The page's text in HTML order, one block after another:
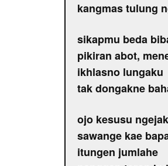
kangmas tulung
sikapmu beda
pikiran abot,
ikhlasno lungaku
tak dongakne
ojo kesusu
sawange kae
itungen jumlahe